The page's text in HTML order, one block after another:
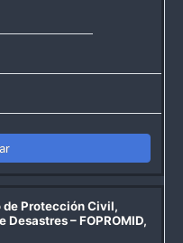
de Protección Civil,
– FOPROMID,